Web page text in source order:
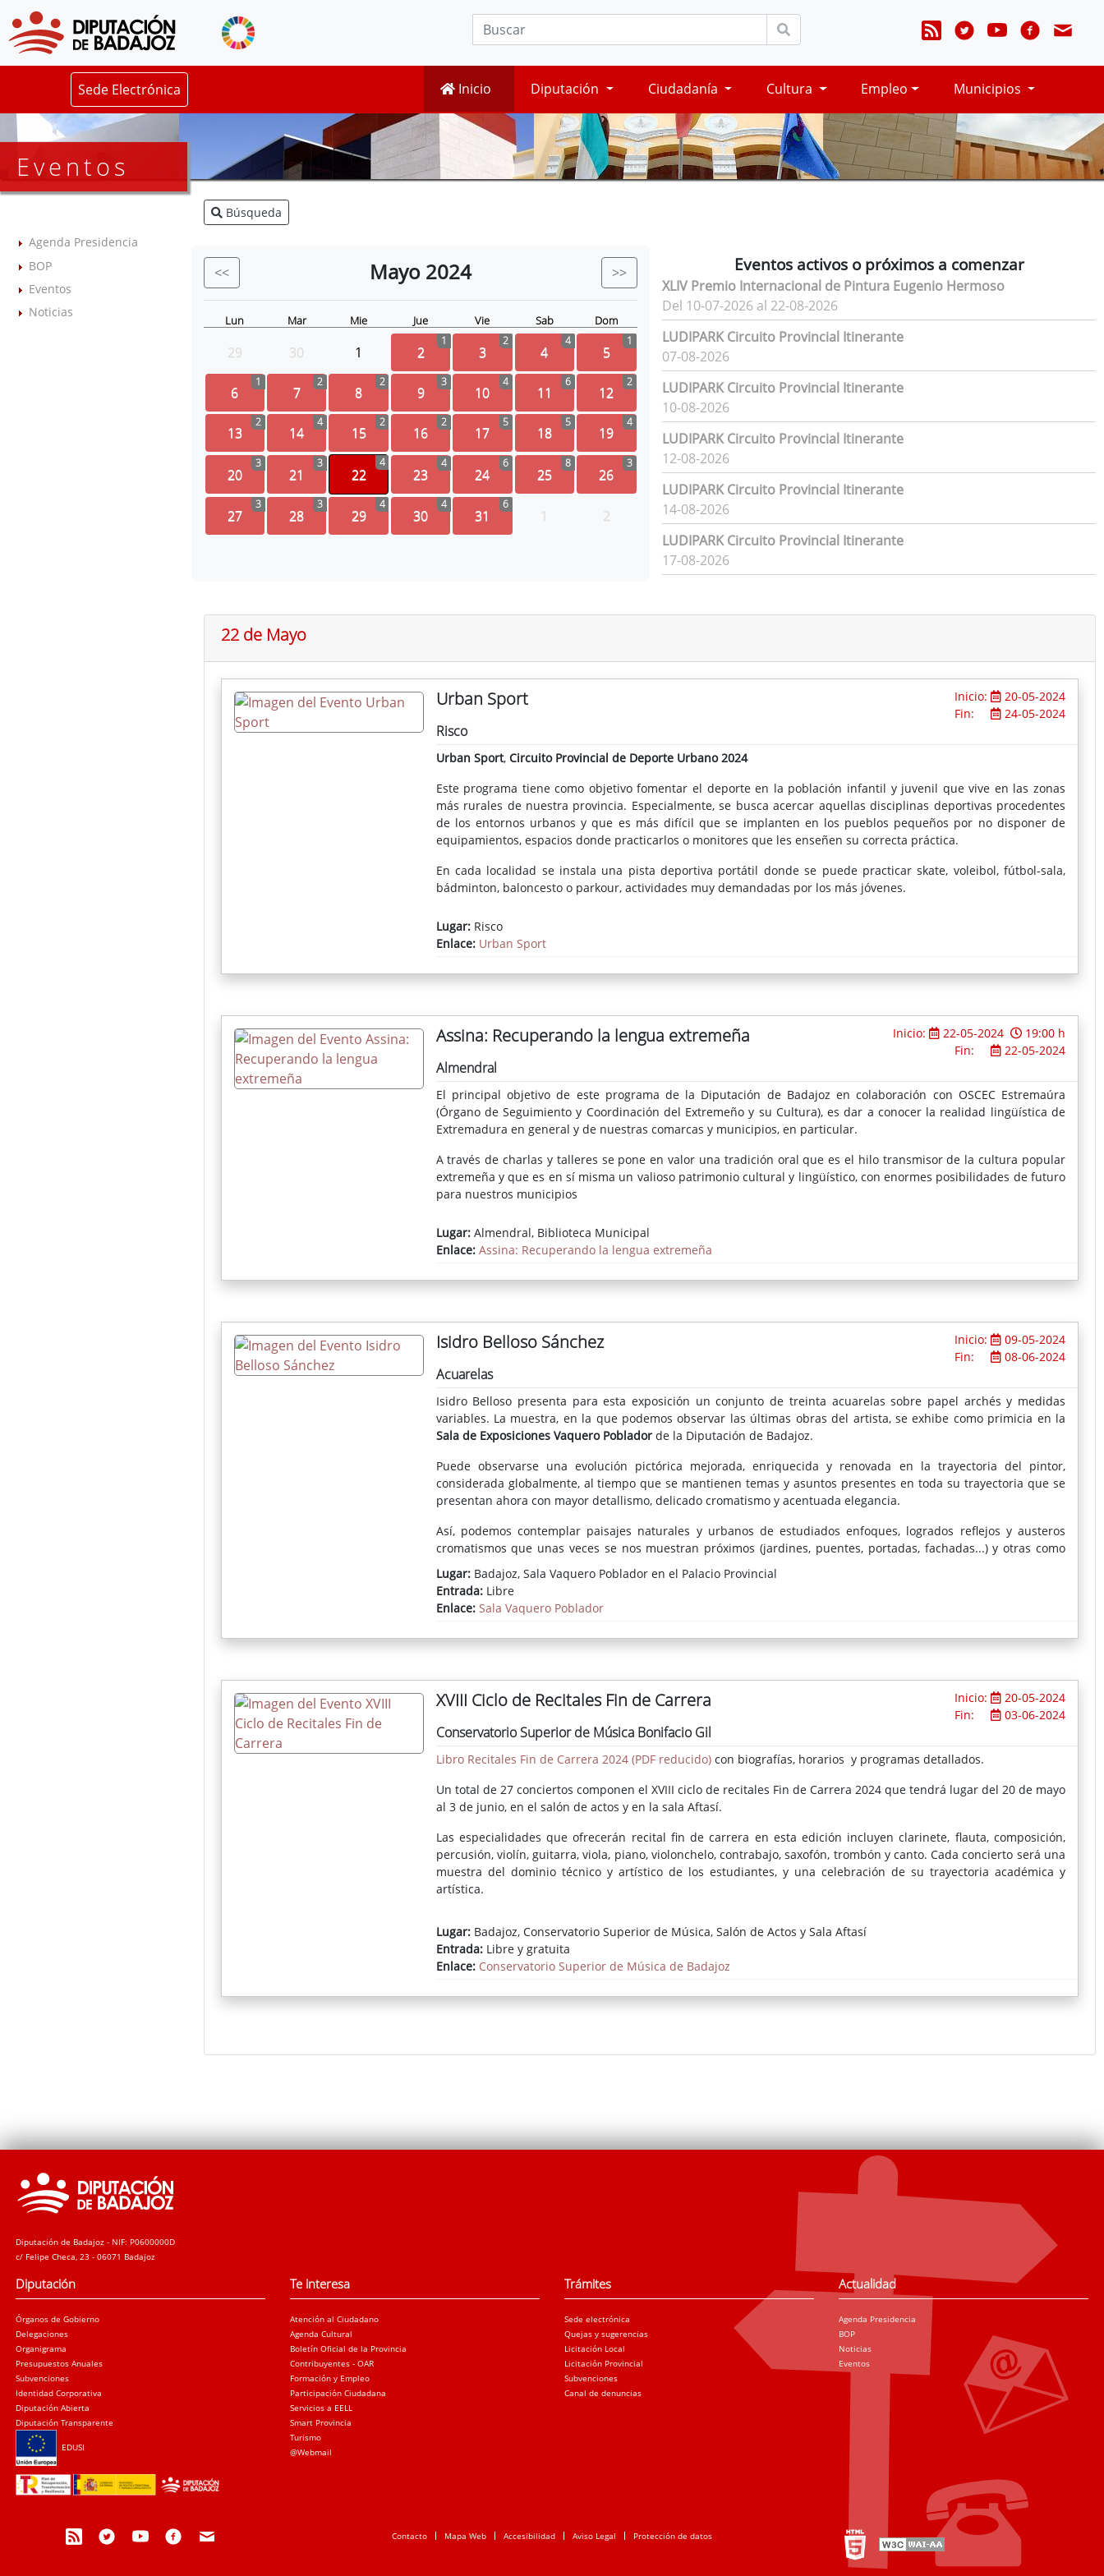
Sede Electrónica Inicio Diputación Ciudadanía Cultura Empleo Municipios
Eventos
Agenda Presidencia
BOP
Eventos
Noticias
Búsqueda
<< Mayo 2024 >>
Lun Mar Mie Jue Vie Sab Dom
29 30 1 2
1
3
2
4
4
5
1
6
1
7
2
8
2
9
3
10
4
11
6
12
2
13
2
14
4
15
2
16
2
17
5
18
5
19
4
20
3
21
3
22
4
23
4
24
6
25
8
26
3
27
3
28
3
29
4
30
4
31
6
1 2
Eventos activos o próximos a comenzar
XLIV Premio Internacional de Pintura Eugenio Hermoso
Del 10-07-2026 al 22-08-2026
LUDIPARK Circuito Provincial Itinerante
07-08-2026
LUDIPARK Circuito Provincial Itinerante
10-08-2026
LUDIPARK Circuito Provincial Itinerante
12-08-2026
LUDIPARK Circuito Provincial Itinerante
14-08-2026
LUDIPARK Circuito Provincial Itinerante
17-08-2026
22 de Mayo
Urban Sport Inicio:
20-05-2024
Fin:
24-05-2024
Risco
Urban Sport, Circuito Provincial de Deporte Urbano 2024
Este programa tiene como objetivo fomentar el deporte en la población infantil y juvenil que vive en las zonas
más rurales de nuestra provincia. Especialmente, se busca acercar aquellas disciplinas deportivas procedentes
de los entornos urbanos y que es más difícil que se implanten en los pueblos pequeños por no disponer de
equipamientos, espacios donde practicarlos o monitores que les enseñen su correcta práctica.
En cada localidad se instala una pista deportiva portátil donde se puede practicar skate, voleibol, fútbol-sala,
bádminton, baloncesto o parkour, actividades muy demandadas por los más jóvenes.
Lugar:Risco
Enlace: Urban Sport
Assina: Recuperando la lengua extremeña Inicio: 22-05-2024
19:00 h
Fin:
22-05-2024
Almendral
El principal objetivo de este programa de la Diputación de Badajoz en colaboración con OSCEC Estremaúra
(Órgano de Seguimiento y Coordinación del Extremeño y su Cultura), es dar a conocer la realidad lingüística de
Extremadura en general y de nuestras comarcas y municipios, en particular.
A través de charlas y talleres se pone en valor una tradición oral que es el hilo transmisor de la cultura popular
extremeña y que es en sí misma un valioso patrimonio cultural y lingüístico, con enormes posibilidades de futuro
para nuestros municipios
Lugar:Almendral, Biblioteca Municipal
Enlace: Assina: Recuperando la lengua extremeña
Isidro Belloso Sánchez Inicio:
09-05-2024
Fin:
08-06-2024
Acuarelas
Isidro Belloso presenta para esta exposición un conjunto de treinta acuarelas sobre papel archés y medidas
variables. La muestra, en la que podemos observar las últimas obras del artista, se exhibe como primicia en la
Sala de Exposiciones Vaquero Pobladorde la Diputación de Badajoz.
Puede observarse una evolución pictórica mejorada, enriquecida y renovada en la trayectoria del pintor,
considerada globalmente, al tiempo que se mantienen temas y asuntos presentes en toda su trayectoria que se
presentan ahora con mayor detallismo, delicado cromatismo y acentuada elegancia.
Así, podemos contemplar paisajes naturales y urbanos de estudiados enfoques, logrados reflejos y austeros
cromatismos que unas veces se nos muestran próximos (jardines, puentes, portadas, fachadas...) y otras como
panorámicas de ciudades (Salzburgo, la ría de Bilbao, Salamanca, Oporto y Badajoz), a veces distribuidas en
graduados planos. Novedosas son las representaciones de interiores, como es el caso de la Capilla Mayor de la
Catedral de Badajoz.
temático del pintor. Las aguas y los ambientes brumosos, sin estar ausentes, parecen menos frecuentes.
Lugar:Badajoz, Sala Vaquero Poblador en el Palacio Provincial
Entrada:Libre
Enlace: Sala Vaquero Poblador
XVIII Ciclo de Recitales Fin de Carrera Inicio:
20-05-2024
Fin:
03-06-2024
Conservatorio Superior de Música Bonifacio Gil
Libro Recitales Fin de Carrera 2024 (PDF reducido)con biografías, horarios y programas detallados.
Un total de 27 conciertos componen el XVIII ciclo de recitales Fin de Carrera 2024 que tendrá lugar del 20 de mayo
al 3 de junio, en el salón de actos y en la sala Aftasí.
Las especialidades que ofrecerán recital fin de carrera en esta edición incluyen clarinete, flauta, composición,
percusión, violín, guitarra, viola, piano, violonchelo, contrabajo, saxofón, trombón y canto. Cada concierto será una
muestra del dominio técnico y artístico de los estudiantes, y una celebración de su trayectoria académica y
artística.
alto nivel interpretada por los futuros profesionales del sector.
Lugar:Badajoz, Conservatorio Superior de Música, Salón de Actos y Sala Aftasí
Entrada:Libre y gratuita
Enlace: Conservatorio Superior de Música de Badajoz
Diputación de Badajoz - NIF: P0600000D
c/ Felipe Checa, 23 - 06071 Badajoz
Diputación
Órganos de Gobierno
Delegaciones
Organigrama
Presupuestos Anuales
Subvenciones
Identidad Corporativa
Diputación Abierta
Diputación Transparente
EDUSI
Te interesa
Atención al Ciudadano
Agenda Cultural
Boletín Oficial de la Provincia
Contribuyentes - OAR
Formación y Empleo
Participación Ciudadana
Servicios a EELL
Smart Provincia
Turismo
@Webmail
Trámites
Sede electrónica
Quejas y sugerencias
Licitación Local
Licitación Provincial
Subvenciones
Canal de denuncias
Actualidad
Agenda Presidencia
BOP
Noticias
Eventos
Contacto Mapa Web Accesibilidad Aviso Legal Protección de datos